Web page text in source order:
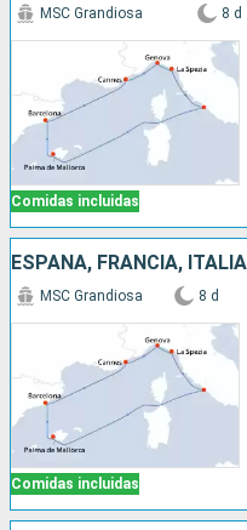
Comidas incluidas
MSC Grandiosa 8 d
ESPAÑA, FRANCIA, ITALIA
Comidas incluidas
MSC Grandiosa 8 d